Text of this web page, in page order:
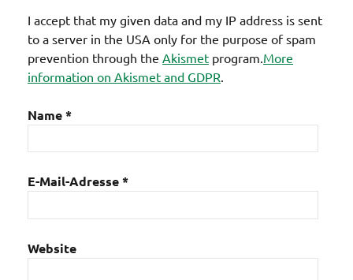
I accept that my given data and my IP address is sent
to a server in the USA only for the purpose of spam
prevention through the Akismet program. More
information on Akismet and GDPR
Name*
E-Mail-Adresse*
Website